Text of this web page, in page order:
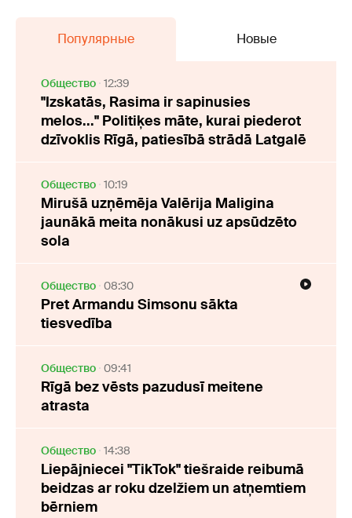
Популярные Новые
Oбщество 12:39
"Izskatās, Rasima ir sapinusies
melos..." Politiķes māte, kurai piederot
dzīvoklis Rīgā, patiesībā strādā Latgalē
Oбщество 10:19
Mirušā uzņēmēja Valērija Maligina
jaunākā meita nonākusi uz apsūdzēto
sola
Oбщество 08:30
Pret Armandu Simsonu sākta
tiesvedība
Oбщество 09:41
Rīgā bez vēsts pazudusī meitene
atrasta
Oбщество 14:38
Liepājniecei "TikTok" tiešraide reibumā
beidzas ar roku dzelžiem un atņemtiem
bērniem